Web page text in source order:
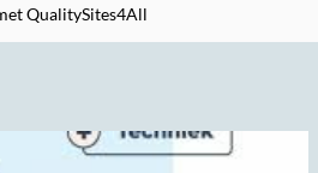
QualitySites4All